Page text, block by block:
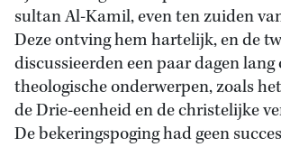
sultan Al-Kamil, even ten zuiden
Deze ontving hem hartelijk, en de
discussieerden een paar dagen
theologische onderwerpen, zoals
de Drie-eenheid en de christelijke
De bekeringspoging had geen